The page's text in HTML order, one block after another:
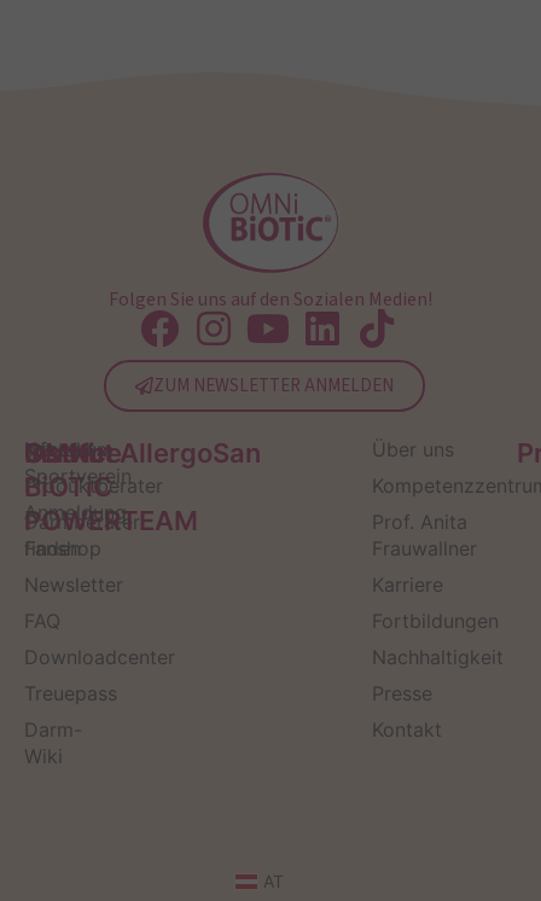
Folgen Sie uns auf den Sozialen Medien!
ZUM NEWSLETTER ANMELDEN
Service
Kontakt
Produktberater
Darmberater
finden
Newsletter
FAQ
Downloadcenter
Treuepass
Darm-
Wiki
OMNi-
BiOTiC
POWERTEAM
Infos zum
Sportverein
Anmeldung
Fanshop
Institut AllergoSan
Über uns
Prof. Anita
Frauwallner
Karriere
Fortbildungen
Nachhaltigkeit
Presse
Kontakt
AT